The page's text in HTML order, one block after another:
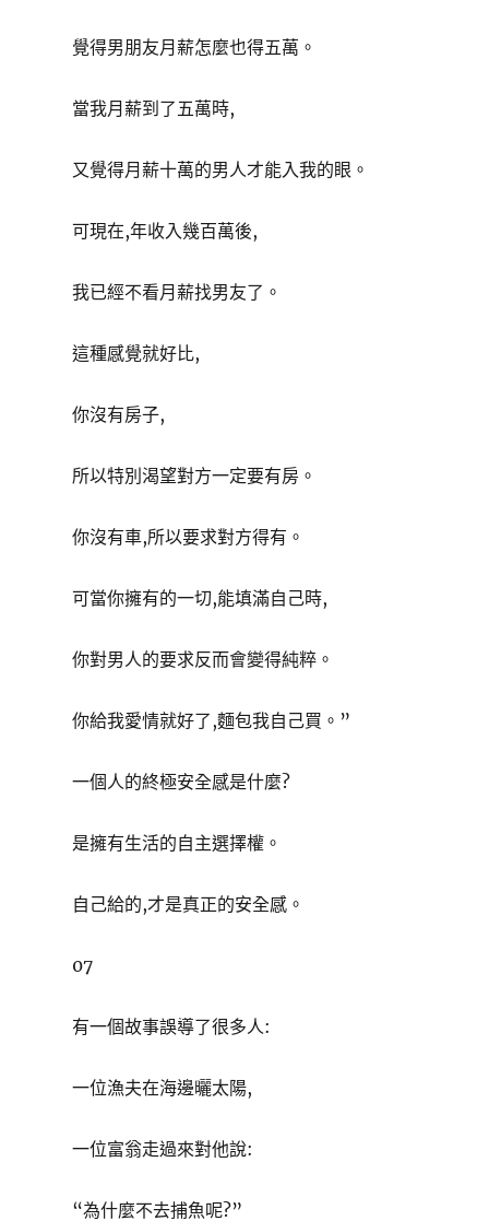
覺得男朋友月薪怎麼也得五萬。
當我月薪到了五萬時,
又覺得月薪十萬的男人才能入我的眼。
可現在,年收入幾百萬後,
我已經不看月薪找男友了。
這種感覺就好比,
你沒有房子,
所以特別渴望對方一定要有房。
你沒有車,所以要求對方得有。
可當你擁有的一切,能填滿自己時,
你對男人的要求反而會變得純粹。
你給我愛情就好了,麵包我自己買。”
一個人的終極安全感是什麼?
是擁有生活的自主選擇權。
自己給的,才是真正的安全感。
07
有一個故事誤導了很多人:
一位漁夫在海邊曬太陽,
一位富翁走過來對他說:
“為什麼不去捕魚呢?”